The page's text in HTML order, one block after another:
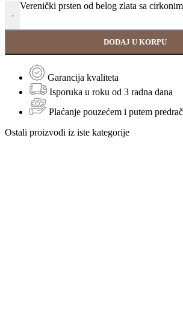
-
Verenički prsten od belog zlata sa
DODAJ U KORPU
Garancija kvaliteta
Isporuka u roku od 3 radna dana
Plaćanje pouzećem i putem
Ostali proizvodi iz iste kategorije